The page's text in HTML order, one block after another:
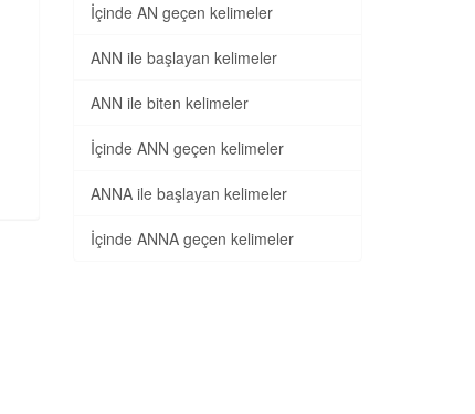
İçinde AN geçen kelimeler
ANN ile başlayan kelimeler
ANN ile biten kelimeler
İçinde ANN geçen kelimeler
ANNA ile başlayan kelimeler
İçinde ANNA geçen kelimeler